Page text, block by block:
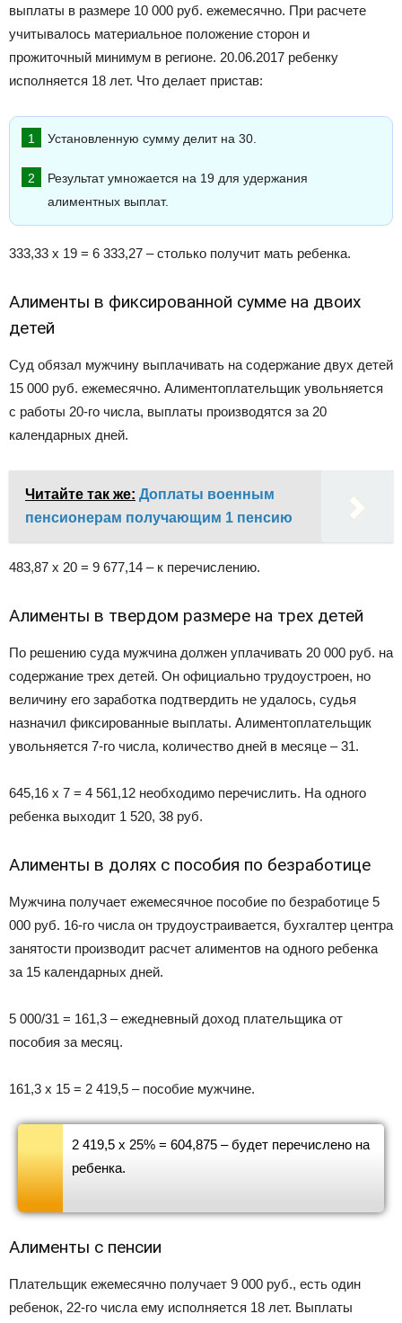
выплаты в размере 10 000 руб. ежемесячно. При расчете
учитывалось материальное положение сторон и
прожиточный минимум в регионе. 20.06.2017 ребенку
исполняется 18 лет. Что делает пристав:
Установленную сумму делит на 30.
Результат умножается на 19 для удержания
алиментных выплат.
333,33 х 19 = 6 333,27 – столько получит мать ребенка.
Алименты в фиксированной сумме на двоих
детей
Суд обязал мужчину выплачивать на содержание двух детей
15 000 руб. ежемесячно. Алиментоплательщик увольняется
с работы 20-го числа, выплаты производятся за 20
календарных дней.
Читайте так же: Доплаты военным
пенсионерам получающим 1 пенсию
483,87 х 20 = 9 677,14 – к перечислению.
Алименты в твердом размере на трех детей
По решению суда мужчина должен уплачивать 20 000 руб. на
содержание трех детей. Он официально трудоустроен, но
величину его заработка подтвердить не удалось, судья
назначил фиксированные выплаты. Алиментоплательщик
увольняется 7-го числа, количество дней в месяце – 31.
645,16 х 7 = 4 561,12 необходимо перечислить. На одного
ребенка выходит 1 520, 38 руб.
Алименты в долях с пособия по безработице
Мужчина получает ежемесячное пособие по безработице 5
000 руб. 16-го числа он трудоустраивается, бухгалтер центра
занятости производит расчет алиментов на одного ребенка
за 15 календарных дней.
5 000/31 = 161,3 – ежедневный доход плательщика от
пособия за месяц.
161,3 х 15 = 2 419,5 – пособие мужчине.
2 419,5 х 25% = 604,875 – будет перечислено на
ребенка.
Алименты с пенсии
Плательщик ежемесячно получает 9 000 руб., есть один
ребенок, 22-го числа ему исполняется 18 лет. Выплаты